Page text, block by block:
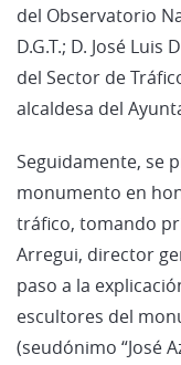
del Observatorio
D.G.T.; D. José
del Sector de
alcaldesa del
Seguidamente, se
monumento en
tráfico, tomando
Arregui, director
paso a la
escultores del
(seudónimo “José